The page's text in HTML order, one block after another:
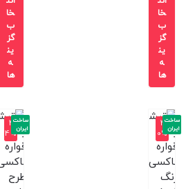
خا
ب
گز
ین
ه
ها
خا
ب
گز
ین
ه
ها
-4
0%
ساخت
ایران
-4
4%
ساخت
ایران